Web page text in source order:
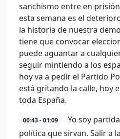
sanchismo entre en
esta semana es el
la historia de nuestra
tiene que convocar
puede aguantar a
seguir mintiendo a los
hoy va a pedir el Partido
está gritando la calle, hoy
toda España.
00:43 - 01:09
Yo soy
política que sirvan. Salir a